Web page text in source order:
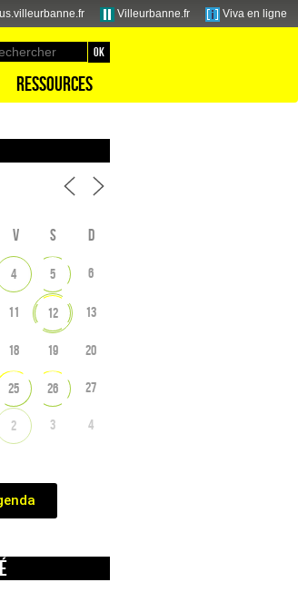
Villeurbanne.fr Viva en ligne
Ressources
V S D
4 5 6
11 12 13
18 19 20
25 26 27
2 3 4